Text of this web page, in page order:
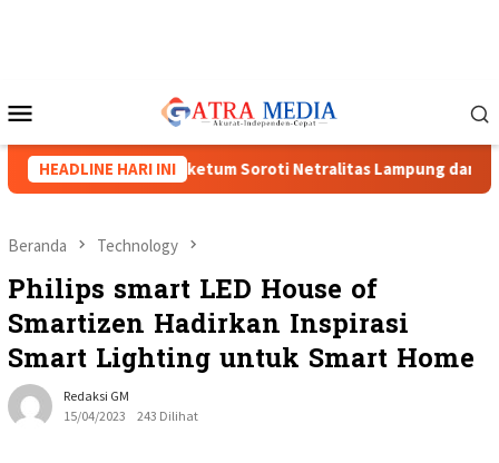
Mobile
HEADLINE HARI INI
Tiga Caketum Soroti Netralitas Lampung dan Dugaan
Beranda Technology
Philips smart LED House of
Smartizen Hadirkan Inspirasi
Smart Lighting untuk Smart Home
Redaksi GM
15/04/2023
243 Dilihat